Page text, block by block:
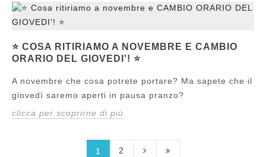
⭐ COSA RITIRIAMO A NOVEMBRE E CAMBIO
ORARIO DEL GIOVEDI'! ⭐
A novembre che cosa potrete portare? Ma sapete che il
giovedì saremo aperti in pausa pranzo?
clicca per scoprirne di più
1 2